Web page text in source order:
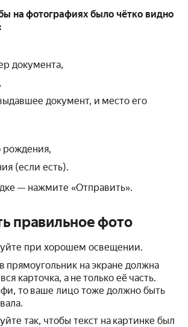
на фотографиях было чётко видно
документа,
документ, и место его
рождения,
(если есть).
— нажмите «Отправить».
правильное фото
при хорошем освещении.
прямоугольник на экране должна
карточка, а не только её часть.
то ваше лицо тоже должно быть
так, чтобы текст на картинке был